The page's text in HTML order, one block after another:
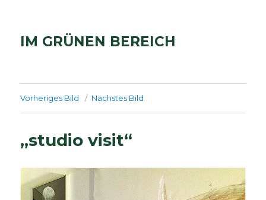
IM GRÜNEN BEREICH
Vorheriges Bild Nächstes Bild
„studio visit“